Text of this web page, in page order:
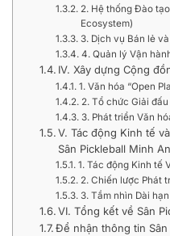
2. Hệ thống Đào
Ecosystem)
3. Dịch vụ Bán lẻ
4. Quản lý Vận
IV. Xây dựng Cộng
1. Văn hóa “Open
2. Tổ chức Giải
3. Phát triển Văn
V. Tác động Kinh tế
Sân Pickleball Minh
1. Tác động Kinh tế
2. Chiến lược Phát
3. Tầm nhìn Dài
VI. Tổng kết về Sân
Để nhận thông tin